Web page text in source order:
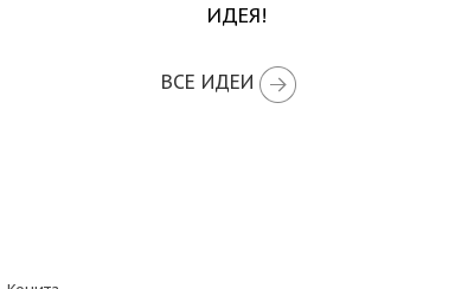
ИДЕЯ!
ВСЕ ИДЕИ